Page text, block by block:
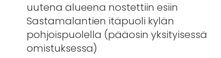
uutena alueena nostettiin esiin
Sastamalantien itäpuoli kylän
pohjoispuolella (pääosin yksityisessä
omistuksessa)